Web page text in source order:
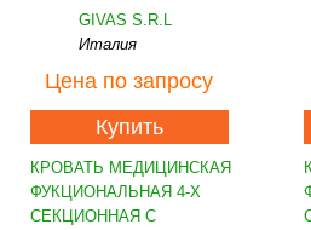
GIVAS S.R.L
Италия
Цена по запросу
Купить
КРОВАТЬ МЕДИЦИНСКАЯ
ФУКЦИОНАЛЬНАЯ 4-Х
СЕКЦИОННАЯ С